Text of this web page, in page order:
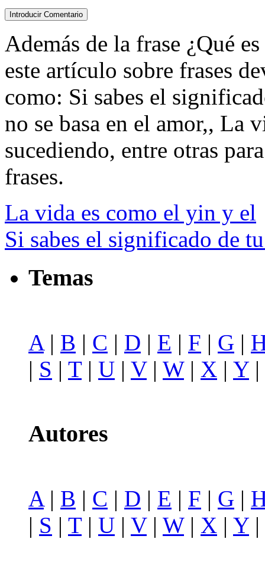
Además de la frase ¿Qué
este artículo sobre frases
como: Si sabes el
no se basa en el amor,, La
sucediendo, entre otras
frases.
La vida es como el yin y el
Si sabes el significado de
Temas
A | B | C | D | E | F | G |
| S | T| U | V| W| X | Y|
Autores
A| B | C | D | E | F | G |
| S | T| U | V| W| X | Y|